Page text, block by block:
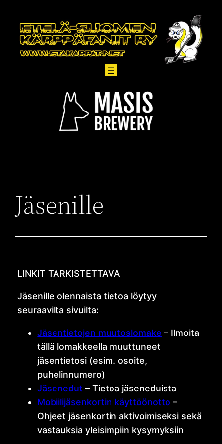
sisältöön
Jäsenille
LINKIT TARKISTETTAVA
Jäsenille olennaista tietoa löytyy
seuraavilta sivuilta:
Jäsentietojen muutoslomake – Ilmoita
tällä lomakkeella muuttuneet
jäsentietosi (esim. osoite,
puhelinnumero)
Jäsenedut – Tietoa jäseneduista
Mobiilijäsenkortin käyttöönotto –
Ohjeet jäsenkortin aktivoimiseksi sekä
vastauksia yleisimpiin kysymyksiin